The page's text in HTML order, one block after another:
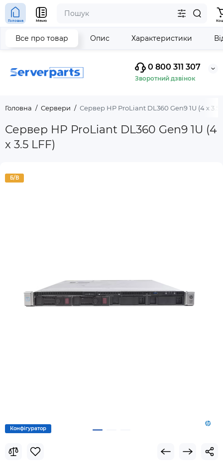
0 800 311 307
Зворотний дзвінок
Головна Меню
Головна Сервери Сервер HP ProLiant DL360 Gen9 1U (4 x 3.5
Сервер HP ProLiant DL360 Gen9 1U (4
x 3.5 LFF)
Все про товар Опис Характеристики
Б/В
Конфігуратор